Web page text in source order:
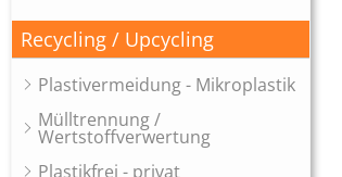
Recycling / Upcycling
Plastivermeidung - Mikroplastik
Mülltrennung /
Wertstoffverwertung
Plastikfrei - privat